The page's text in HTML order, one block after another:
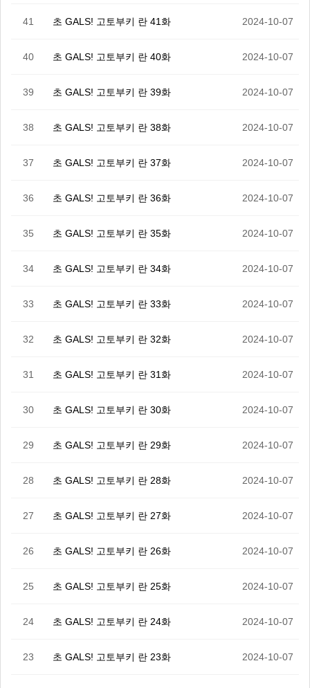
41 초 GALS! 고토부키 란 41화 2024-10-07
40 초 GALS! 고토부키 란 40화 2024-10-07
39 초 GALS! 고토부키 란 39화 2024-10-07
38 초 GALS! 고토부키 란 38화 2024-10-07
37 초 GALS! 고토부키 란 37화 2024-10-07
36 초 GALS! 고토부키 란 36화 2024-10-07
35 초 GALS! 고토부키 란 35화 2024-10-07
34 초 GALS! 고토부키 란 34화 2024-10-07
33 초 GALS! 고토부키 란 33화 2024-10-07
32 초 GALS! 고토부키 란 32화 2024-10-07
31 초 GALS! 고토부키 란 31화 2024-10-07
30 초 GALS! 고토부키 란 30화 2024-10-07
29 초 GALS! 고토부키 란 29화 2024-10-07
28 초 GALS! 고토부키 란 28화 2024-10-07
27 초 GALS! 고토부키 란 27화 2024-10-07
26 초 GALS! 고토부키 란 26화 2024-10-07
25 초 GALS! 고토부키 란 25화 2024-10-07
24 초 GALS! 고토부키 란 24화 2024-10-07
23 초 GALS! 고토부키 란 23화 2024-10-07